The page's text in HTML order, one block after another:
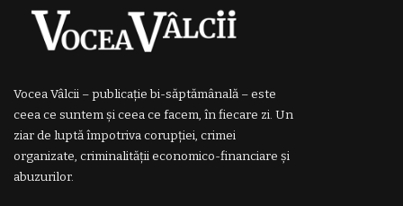
Vocea Vâlcii – publicație bi-săptămânală – este
ceea ce suntem și ceea ce facem, în fiecare zi. Un
ziar de luptă împotriva corupției, crimei
organizate, criminalității economico-financiare și
abuzurilor.